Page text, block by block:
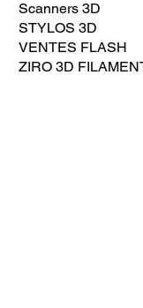
Scanners 3D
STYLOS 3D
VENTES FLASH
ZIRO 3D